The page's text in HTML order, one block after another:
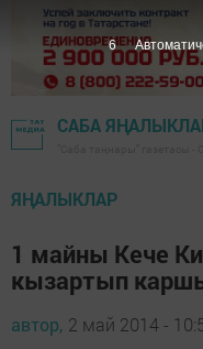
САБА
ЯҢАЛЫКЛАР
1 майны Кече
кызартып
автор, 2 май 2014 -
5